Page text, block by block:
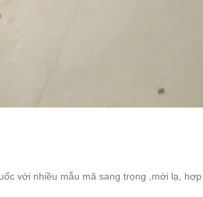
với nhiều mẫu mã sang trọng ,mới lạ,